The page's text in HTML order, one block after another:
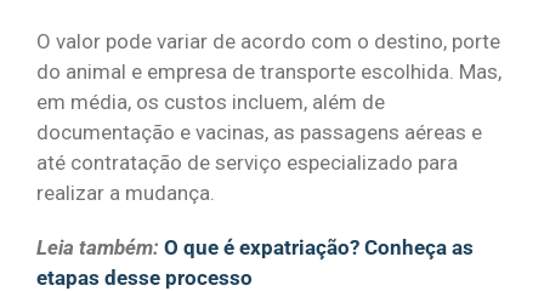
O valor pode variar de acordo com o destino, porte
do animal e empresa de transporte escolhida. Mas,
em média, os custos incluem, além de
documentação e vacinas, as passagens aéreas e
até contratação de serviço especializado para
realizar a mudança.
Leia também: O que é expatriação? Conheça as
etapas desse processo